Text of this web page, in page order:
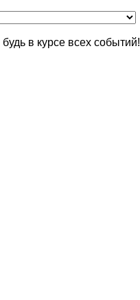
в курсе всех событий!